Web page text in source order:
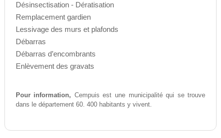
Désinsectisation - Dératisation
Remplacement gardien
Lessivage des murs et plafonds
Débarras
Débarras d’encombrants
Enlèvement des gravats
Pour information, Cempuis est une municipalité qui se trouve
dans le département 60. 400 habitants y vivent.